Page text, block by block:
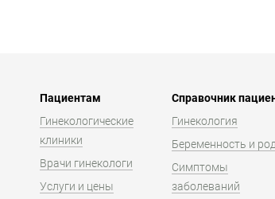
Пациентам
Гинекологические
клиники
Врачи гинекологи
Услуги и цены
Справочник
Гинекология
Беременность и
Симптомы
заболеваний